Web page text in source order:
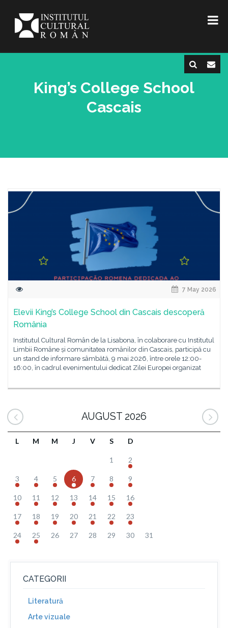
King’s College School
Cascais
7 May 2026
Elevii King’s College School din Cascais descoperă
România
Institutul Cultural Român de la Lisabona, în colaborare cu Institutul
Limbii Române și comunitatea românilor din Cascais, participă cu
un stand de informare sâmbătă, 9 mai 2026, între orele 12:00-
16:00, în cadrul evenimentului dedicat Zilei Europei organizat
AUGUST 2026
L M M J V S D
1 2
3 4 5 6 7 8 9
10 11 12 13 14 15 16
17 18 19 20 21 22 23
24 25 26 27 28 29 30 31
CATEGORII
Literatură
Arte vizuale